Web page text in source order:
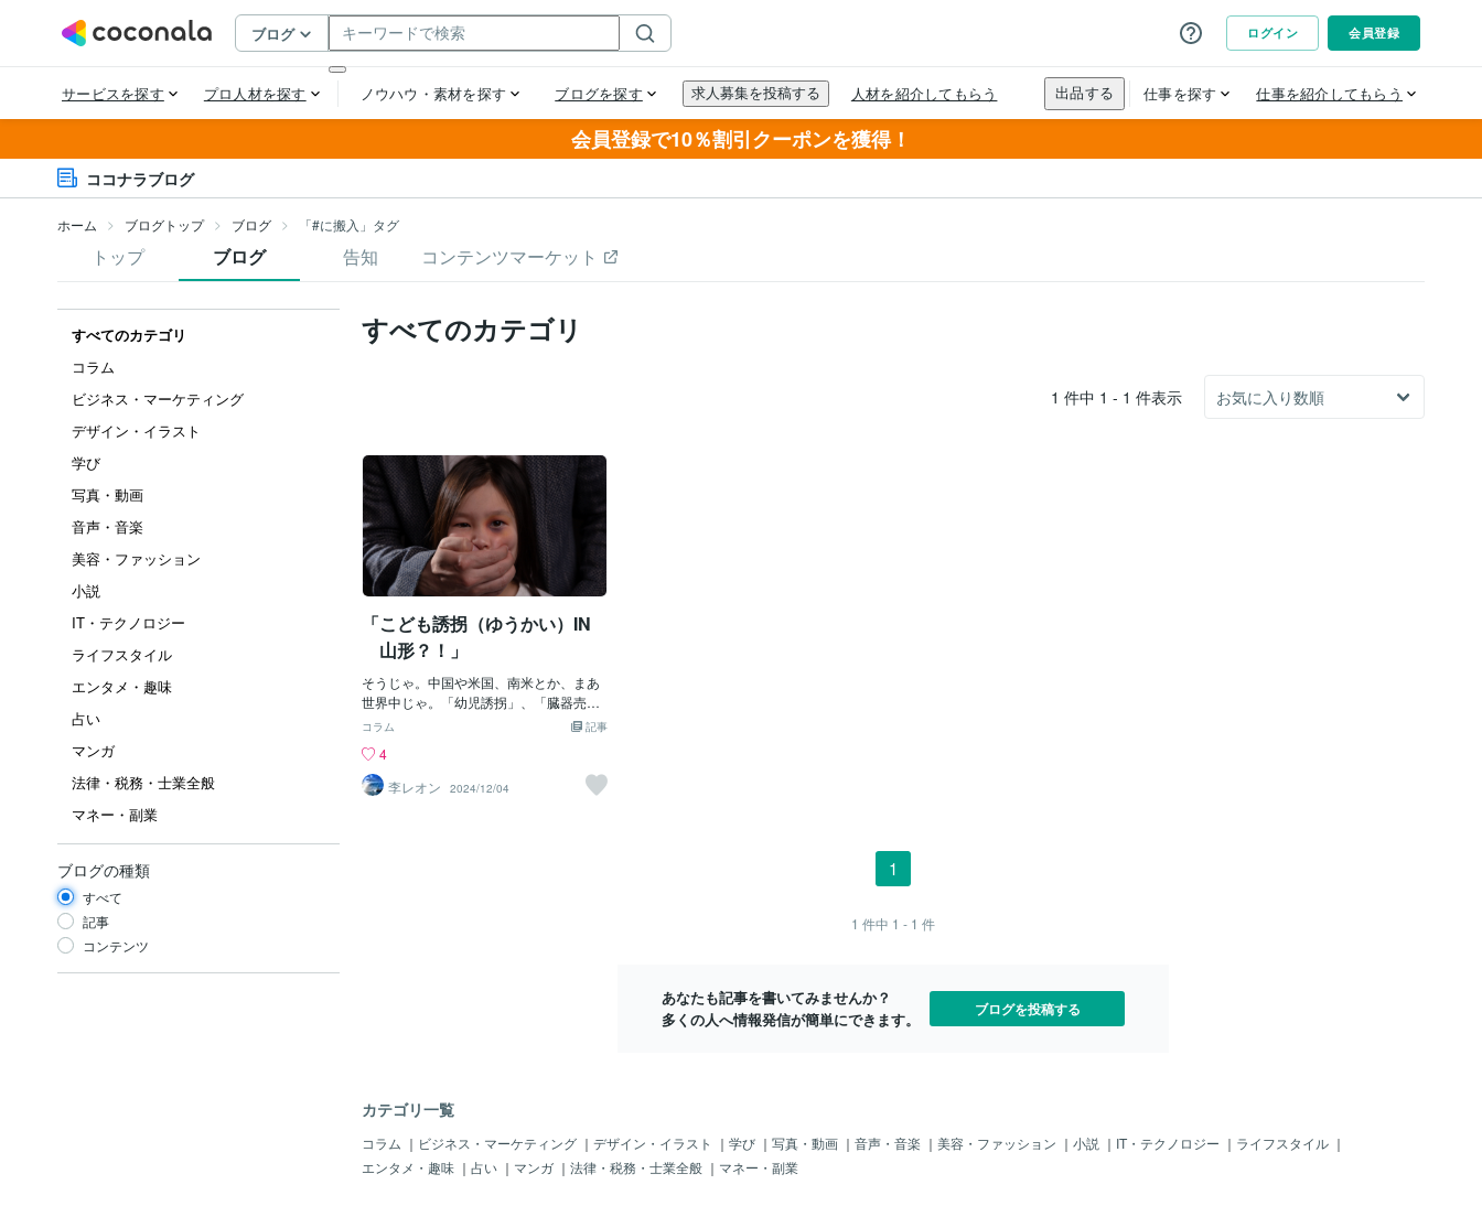
会員登録で10％割引クーポンを獲得！
ココナラブログ
ホーム ブログトップ ブログ 「#に搬入」タグ
トップ ブログ 告知 コンテンツマーケット
すべてのカテゴリ
コラム
ビジネス・マーケティング
デザイン・イラスト
学び
写真・動画
音声・音楽
美容・ファッション
小説
IT・テクノロジー
ライフスタイル
エンタメ・趣味
占い
マンガ
法律・税務・士業全般
マネー・副業
ブログの種類
すべて
記事
コンテンツ
すべてのカテゴリ
1 件中 1 - 1 件表示
「こども誘拐（ゆうかい）IN
山形？！」
そうじゃ。中国や米国、南米とか、まあ
世界中じゃ。「幼児誘拐」、「臓器売
買」とかって「日本以外」のお話でし
もう前から「日本国内で発生中」じゃ！
ちょい前に「中国人女」が「小学生」を
誘拐しようとして失敗し、警察に逮捕さ
ゃ。まるで、「犯人が親の様に演技」し
てじゃ。（＾＾；中国では「大のオト
ナ」が無理やり「誘拐される」というの
は普通の風景じゃ。そう、「強引に数名
で、一人を拉致（らち）」なんて「毎日
記事
コラム
4
李レオン
2024/12/04
1
1 件中 1 - 1 件
あなたも記事を書いてみませんか？
多くの人へ情報発信が簡単にできます。
ブログを投稿する
カテゴリ一覧
コラム ｜ ビジネス・マーケティング ｜ デザイン・イラスト ｜ 学び ｜ 写真・動画 ｜ 音声・音楽 ｜ 美容・ファッション ｜ 小説 ｜ IT・テクノロジー ｜ ライフスタイル ｜
エンタメ・趣味 ｜ 占い ｜ マンガ ｜ 法律・税務・士業全般 ｜ マネー・副業